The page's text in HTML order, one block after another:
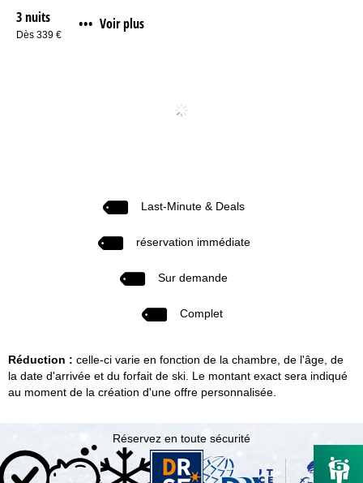
3 nuits
Dès 339 €
••• Voir plus
Last-Minute & Deals
réservation immédiate
Sur demande
Complet
Réduction : celle-ci varie en fonction de la chambre, de l'âge, de
la date d'arrivée et du forfait de ski. Le montant exact sera indiqué
au moment de la création d'une offre personnalisée.
Réservez en toute sécurité